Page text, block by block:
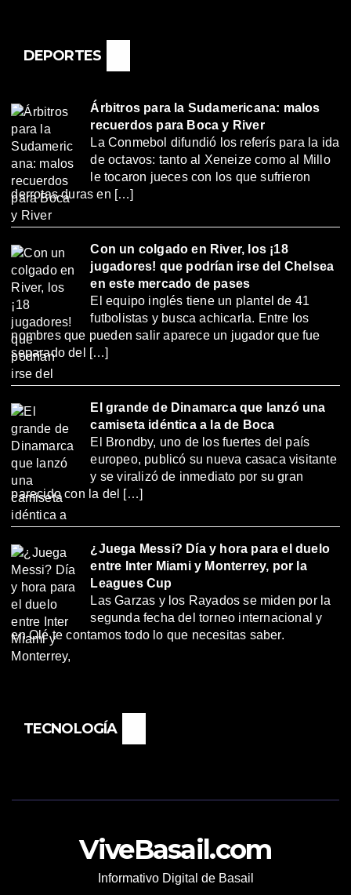
DEPORTES
Árbitros para la Sudamericana: malos
recuerdos para Boca y River
La Conmebol difundió los referís para la ida
de octavos: tanto al Xeneize como al Millo
le tocaron jueces con los que sufrieron
derrotas duras en […]
Con un colgado en River, los ¡18
jugadores! que podrían irse del Chelsea
en este mercado de pases
El equipo inglés tiene un plantel de 41
futbolistas y busca achicarla. Entre los
nombres que pueden salir aparece un jugador que fue
separado del […]
El grande de Dinamarca que lanzó una
camiseta idéntica a la de Boca
El Brondby, uno de los fuertes del país
europeo, publicó su nueva casaca visitante
y se viralizó de inmediato por su gran
parecido con la del […]
¿Juega Messi? Día y hora para el duelo
entre Inter Miami y Monterrey, por la
Leagues Cup
Las Garzas y los Rayados se miden por la
segunda fecha del torneo internacional y
en Olé te contamos todo lo que necesitas saber.
TECNOLOGÍA
ViveBasail.com
Informativo Digital de Basail